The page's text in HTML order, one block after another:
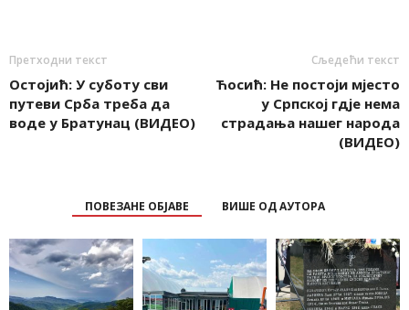
Претходни текст
Остојић: У суботу сви
путеви Срба треба да
воде у Братунац (ВИДЕО)
Сљедећи текст
Ћосић: Не постоји мјесто
у Српској гдје нема
страдања нашег народа
(ВИДЕО)
ПОВЕЗАНЕ ОБЈАВЕ ВИШЕ ОД АУТОРА